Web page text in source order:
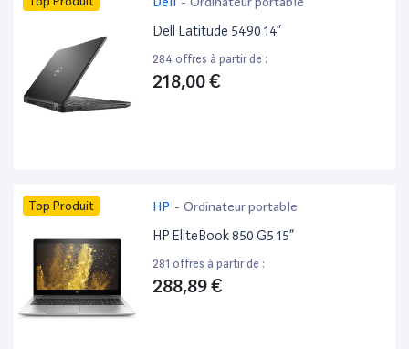
Dell Latitude 5490 14”
284 offres à partir de :
218,00 €
Top Produit HP - Ordinateur portable
HP EliteBook 850 G5 15”
281 offres à partir de :
288,89 €